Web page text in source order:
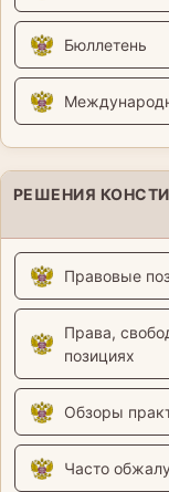
Бюллетень
РЕШЕНИЯ
Правовые
Права,
позициях
Обзоры
Часто